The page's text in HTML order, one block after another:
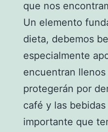
que nos
Un elemento
dieta, debemos
especialmente
encuentran
protegerán por
café y las
importante que